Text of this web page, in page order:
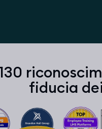
fiducia